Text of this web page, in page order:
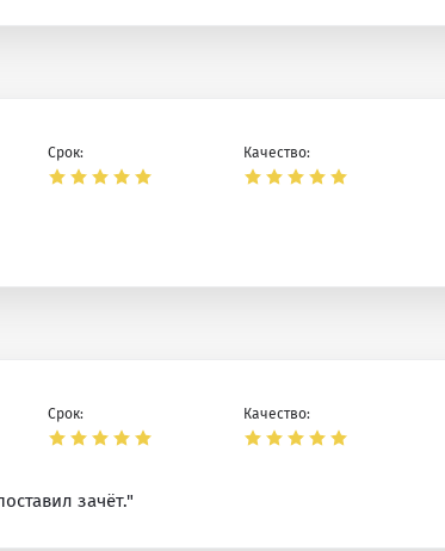
Срок: Качество:
Срок: Качество:
зачёт."